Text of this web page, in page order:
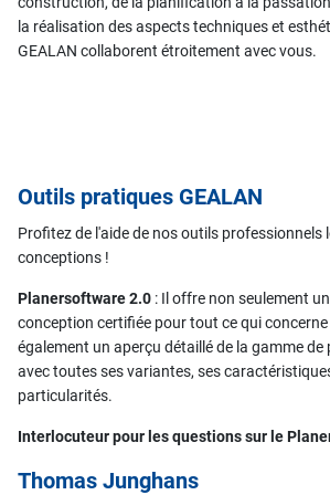
la réalisation des aspects techniques et
GEALAN collaborent étroitement avec vous.
Outils pratiques GEALAN
Profitez de l'aide de nos outils professionnels
conceptions !
Planersoftware 2.0 : Il offre non seulement
conception certifiée pour tout ce qui
également un aperçu détaillé de la gamme de
avec toutes ses variantes, ses
particularités.
Interlocuteur pour les questions sur le
Thomas Junghans